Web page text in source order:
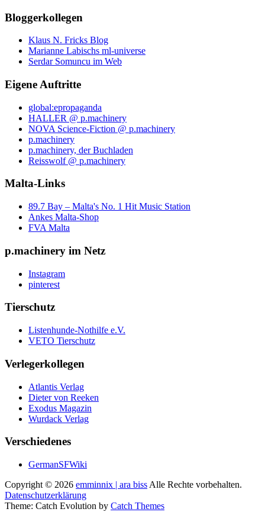
Bloggerkollegen
Klaus N. Fricks Blog
Marianne Labischs ml-universe
Serdar Somuncu im Web
Eigene Auftritte
global:epropaganda
HALLER @ p.machinery
NOVA Science-Fiction @ p.machinery
p.machinery
p.machinery, der Buchladen
Reisswolf @ p.machinery
Malta-Links
89.7 Bay – Malta's No. 1 Hit Music Station
Ankes Malta-Shop
FVA Malta
p.machinery im Netz
Instagram
pinterest
Tierschutz
Listenhunde-Nothilfe e.V.
VETO Tierschutz
Verlegerkollegen
Atlantis Verlag
Dieter von Reeken
Exodus Magazin
Wurdack Verlag
Verschiedenes
GermanSFWiki
Copyright © 2026 emminnix | ara biss Alle Rechte vorbehalten.
Datenschutzerklärung
Theme: Catch Evolution by Catch Themes